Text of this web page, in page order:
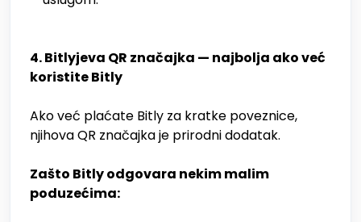
4. Bitlyjeva QR značajka — najbolja ako već
koristite Bitly
Ako već plaćate Bitly za kratke poveznice,
njihova QR značajka je prirodni dodatak.
Zašto Bitly odgovara nekim malim
poduzećima: